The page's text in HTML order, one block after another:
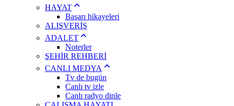
HAYAT
Başarı hikayeleri
ALIŞVERİŞ
ADALET
Noterler
ŞEHİR REHBERİ
CANLI MEDYA
Tv de bugün
Canlı tv izle
Canlı radyo dinle